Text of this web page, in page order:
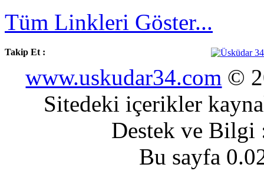
Tüm Linkleri Göster...
Takip Et :
www.uskudar34.com ©
Sitedeki içerikler
Destek ve
Bu sayfa